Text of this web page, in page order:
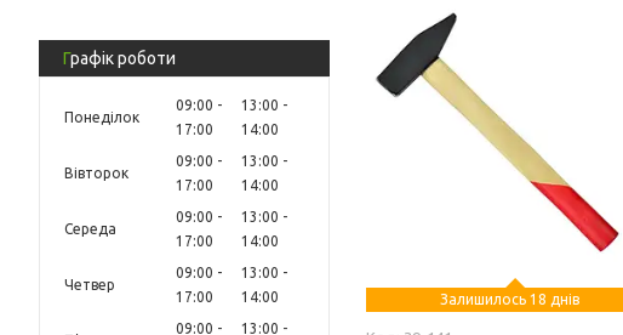
Графік роботи
Понеділок
09:00
17:00
13:00
14:00
Вівторок
09:00
17:00
13:00
14:00
Середа
09:00
17:00
13:00
14:00
Четвер
09:00
17:00
13:00
14:00
09:00
13:00
Залишилось 18 днів